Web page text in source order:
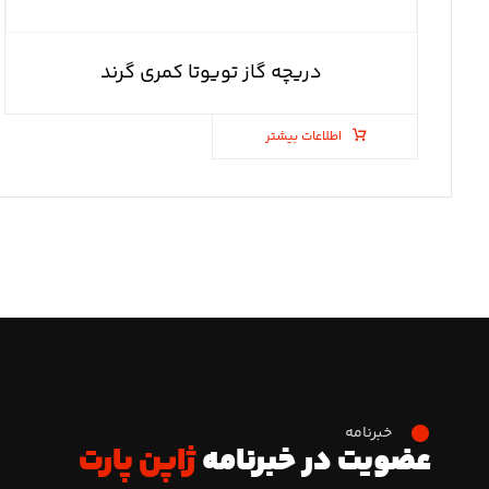
دریچه گاز تویوتا کمری گرند
اطلاعات بیشتر
خبرنامه
عضویت در خبرنامهژاپن پارت